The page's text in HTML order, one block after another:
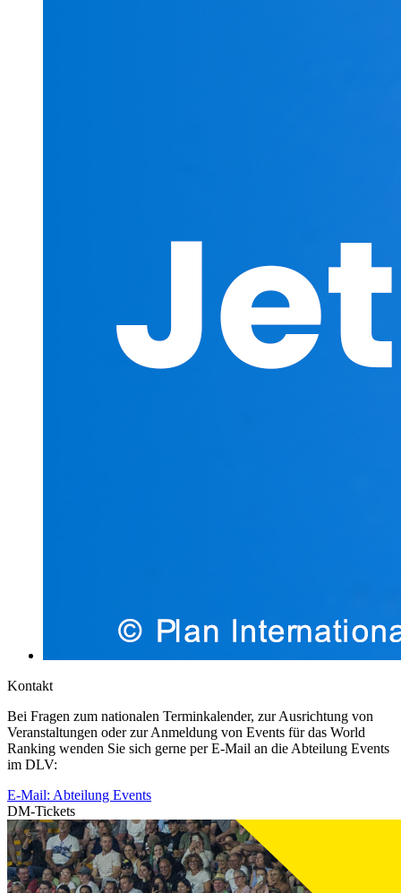
Kontakt
Bei Fragen zum nationalen Terminkalender, zur Ausrichtung von
Veranstaltungen oder zur Anmeldung von Events für das World
Ranking wenden Sie sich gerne per E-Mail an die Abteilung Events
im DLV:
E-Mail: Abteilung Events
DM-Tickets